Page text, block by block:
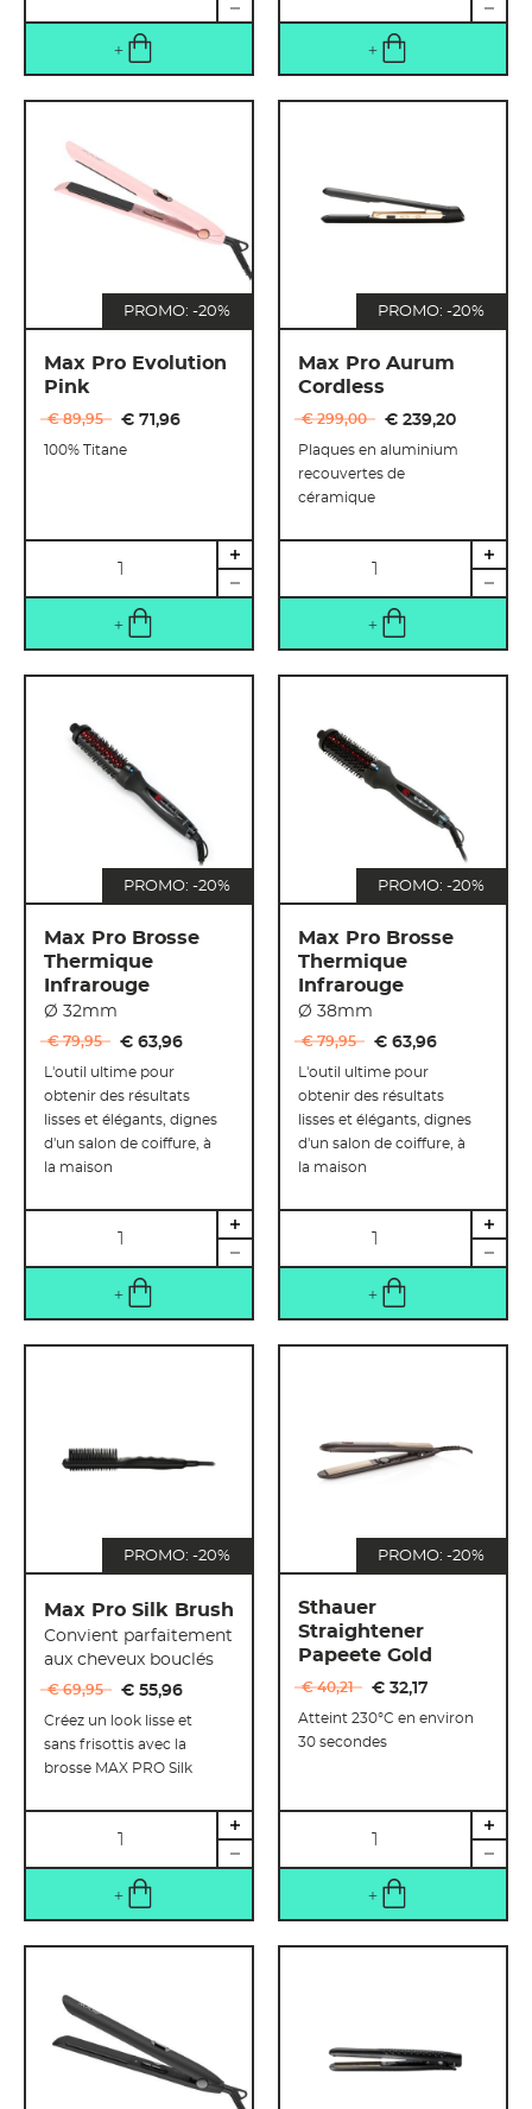
PROMO: -20%
Max Pro Evolution
Pink
€ 89,95 € 71,96
100% Titane
PROMO: -20%
Max Pro Aurum
Cordless
€ 299,00 € 239,20
Plaques en aluminium
recouvertes de
céramique
PROMO: -20%
Max Pro Brosse
Thermique
Infrarouge
Ø 32mm
€ 79,95 € 63,96
L'outil ultime pour
obtenir des résultats
lisses et élégants, dignes
d'un salon de coiffure, à
la maison
PROMO: -20%
Max Pro Brosse
Thermique
Infrarouge
Ø 38mm
€ 79,95 € 63,96
L'outil ultime pour
obtenir des résultats
lisses et élégants, dignes
d'un salon de coiffure, à
la maison
PROMO: -20%
Max Pro Silk Brush
Convient parfaitement
aux cheveux bouclés
€ 69,95 € 55,96
Créez un look lisse et
sans frisottis avec la
brosse MAX PRO Silk
PROMO: -20%
Sthauer
Straightener
Papeete Gold
€ 40,21 € 32,17
Atteint 230°C en environ
30 secondes